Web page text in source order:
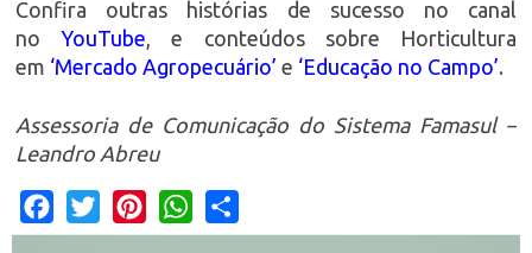
Confira outras histórias de sucesso no canal
noYouTube, e conteúdos sobre Horticultura
em ‘Mercado Agropecuário’ e ‘Educação no Campo’.
Assessoria de Comunicação do Sistema Famasul –
Leandro Abreu
Facebook
Twitter PinterestWhatsApp